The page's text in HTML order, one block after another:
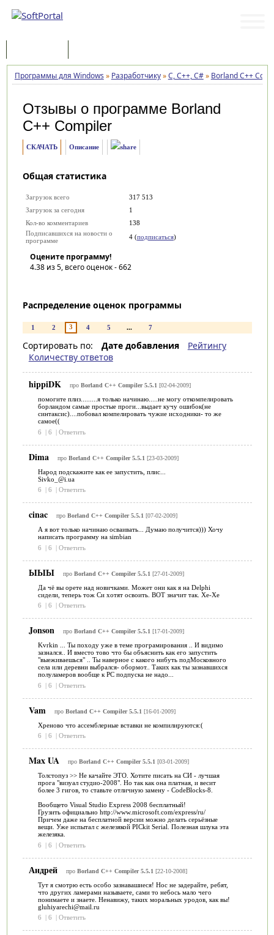
Программы для Windows » Разработчику»C, C++, C#» Borland C++
Отзывы о программе Borland
C++ Compiler
СКАЧАТЬ Описание
Общая статистика
Загрузок всего
317 513
Загрузок за сегодня
1
Кол-во комментариев
138
Подписавшихся на новости о
программе
4 (подписаться)
Оцените программу!
4.38из 5, всего оценок -662
Распределение оценок программы
1 2 3 4 5 ... 7
Сортировать по: Дате добавления
Рейтингу
Количеству ответов
hippiDK про Borland C++ Compiler 5.5.1 [02-04-2009]
помогите плиз.........я только начинаю.....не могу откомпелировать
борландом самые простые проги...выдает кучу ошибок(не
синтаксис)....побовал компелировать чужие исходники- то же
самое((
6
| 6 | Ответить
Dima про Borland C++ Compiler 5.5.1 [23-03-2009]
Народ подскажите как ее запустить, плис...
Sivko_@i.ua
6
| 6 | Ответить
cinac про Borland C++ Compiler 5.5.1 [07-02-2009]
А я вот только начинаю осваивать... Думаю получится))) Хочу
написать программу на simbian
6
| 6 | Ответить
ЫЫЫ про Borland C++ Compiler 5.5.1 [27-01-2009]
Да чё вы орете над новичками. Может они как я на Delphi
сидели, теперь тож Си хотят освоить. ВОТ значит так. Хе-Хе
6
| 6 | Ответить
Jonson про Borland C++ Compiler 5.5.1 [17-01-2009]
Kvrkin ... Ты походу уже в теме програмирования .. И видимо
зазнался.. И вместо тово что бы объяснить как его запустить
"выеживаешься" .. Ты наверное с какого нибуть подМосковного
села или деревни выбрался- обормот.. Таких как ты зазнавшихся
полуламеров вообще к РС подпуска не надо...
6
| 6 | Ответить
Vam про Borland C++ Compiler 5.5.1 [16-01-2009]
Хреново что ассемблерные вставки не компилируются:(
6
| 6 | Ответить
Max UA про Borland C++ Compiler 5.5.1 [03-01-2009]
Толстопуз >> Не качайте ЭТО. Хотите писать на СИ - лучшая
прога "визуал студио-2008". Но так как она платная, и весит
более 3 гигов, то ставьте отличную замену - CodeBlocks-8.
Вообщето Visual Studio Express 2008 бесплатный!
Грузить официально http://www.microsoft.com/express/ru/
Причем даже на бесплатной версии можно делать серьёзные
вещи. Уже испытал с железякой PICkit Serial. Полезная шлука эта
железяка.
6
| 6 | Ответить
Андрей про Borland C++ Compiler 5.5.1 [22-10-2008]
Тут я смотрю есть особо зазнавашиеся! Нос не задерайте, ребят,
что других ламерами называете, сами то небось мало чего
понимаете и знаете. Ненавижу, таких моральных уродов, как вы!
gluhiyarechi@mail.ru
6
| 6 | Ответить